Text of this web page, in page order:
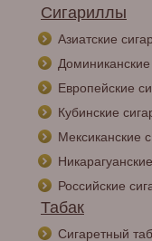
Сигариллы
Азиатские
Европейские
Кубинские
Мексиканские
Российские
Табак
Сигаретный